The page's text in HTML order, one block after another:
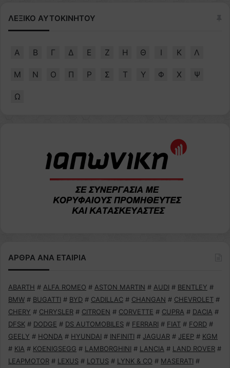
ΛΕΞΙΚΟ ΑΥΤΟΚΙΝΗΤΟΥ
Α Β Γ Δ Ε Ζ Η Θ Ι Κ Λ
Μ Ν Ο Π Ρ Σ Τ Υ Φ Χ Ψ
Ω
ΑΡΘΡΑ ΑΝΑ ΕΤΑΙΡΙΑ
ABARTH # ALFA ROMEO # ASTON MARTIN # AUDI # BENTLEY #
BMW # BUGATTI # BYD # CADILLAC # CHANGAN # CHEVROLET #
CHERY # CHRYSLER # CITROEN # CORVETTE # CUPRA # DACIA #
DFSK # DODGE # DS AUTOMOBILES # FERRARI # FIAT # FORD #
GEELY # HONDA # HYUNDAI # INFINITI # JAGUAR # JEEP # KGM
# KIA # KOENIGSEGG # LAMBORGHINI # LANCIA # LAND ROVER #
LEAPMOTOR # LEXUS # LOTUS # LYNK & CO # MASERATI #